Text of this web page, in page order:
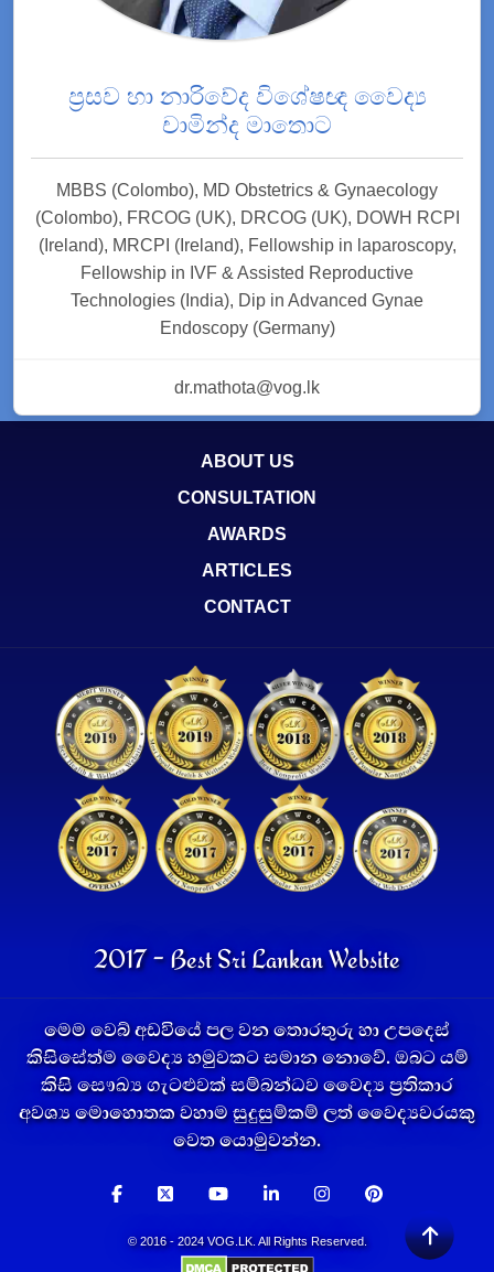
ප්‍රසව හා නාරිවේද විශේෂඥ වෛද්‍ය
චාමින්ද මාතොට
MBBS (Colombo), MD Obstetrics & Gynaecology
(Colombo), FRCOG (UK), DRCOG (UK), DOWH RCPI
(Ireland), MRCPI (Ireland), Fellowship in laparoscopy,
Fellowship in IVF & Assisted Reproductive
Technologies (India), Dip in Advanced Gynae
Endoscopy (Germany)
dr.mathota@vog.lk
ABOUT US
CONSULTATION
AWARDS
ARTICLES
CONTACT
2017 - Best Sri Lankan Website
මෙම වෙබ් අඩවියේ පල වන තොරතුරු හා උපදෙස්
කිසිසේත්ම වෛද්‍ය හමුවකට සමාන නොවේ. ඔබට යම්
කිසි සෞඛ්‍ය ගැටළුවක් සම්බන්ධව වෛද්‍ය ප්‍රතිකාර
අවශ්‍ය මොහොතක වහාම සුදුසුම්කම් ලත් වෛද්‍යවරයකු
වෙත යොමුවන්න.
© 2016 - 2024 VOG.LK. All Rights Reserved.